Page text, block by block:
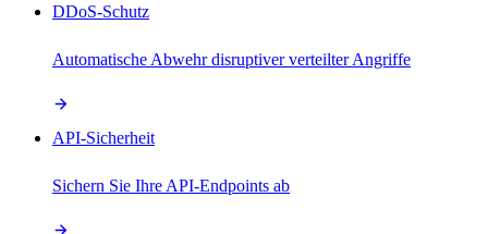
DDoS-Schutz
Automatische Abwehr disruptiver verteilter Angriffe
API-Sicherheit
Sichern Sie Ihre API-Endpoints ab